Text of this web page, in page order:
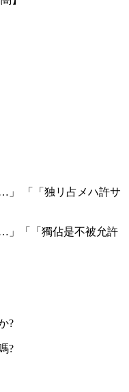
」 「「独リ占メハ許サ
」「「獨佔是不被允許
?
?